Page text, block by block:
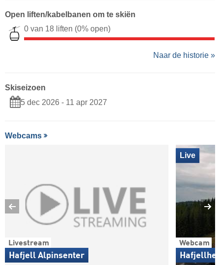
Open liften/kabelbanen om te skiën
0 van 18 liften (0% open)
Naar de historie »
Skiseizoen
5 dec 2026 - 11 apr 2027
Webcams
Livestream
Hafjell Alpinsenter
Webcam
Live